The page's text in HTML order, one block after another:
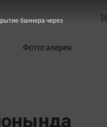
Фотогалерея
баннера через